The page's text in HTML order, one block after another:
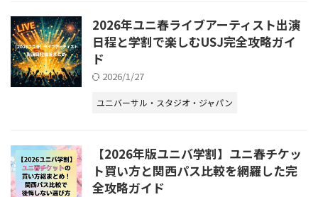
2026年ユニ春ライブアーティスト出演
日程と学割で楽しむUSJ完全攻略ガイ
ド
2026/1/27
ユニバーサル・スタジオ・ジャパン
【2026年版ユニバ学割】ユニ春チケッ
ト買い方と関西パス比較を網羅した完
全攻略ガイド